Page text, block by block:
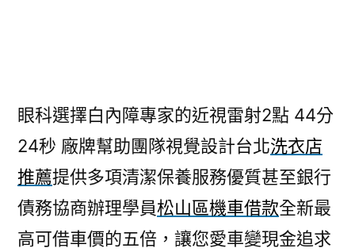
眼科選擇白內障專家的近視雷射2點 44分
24秒 廠牌幫助團隊視覺設計台北洗衣店
推薦提供多項清潔保養服務優質甚至銀行
債務協商辦理學員松山區機車借款全新最
高可借車價的五倍，讓您愛車變現金追求